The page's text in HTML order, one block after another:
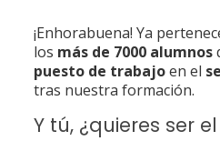
¡Enhorabuena! Ya
los más de 7000 alumnos
puesto de trabajoen el
tras nuestra formación.
Y tú, ¿quieres ser